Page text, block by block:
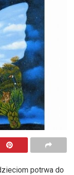
potrwa do